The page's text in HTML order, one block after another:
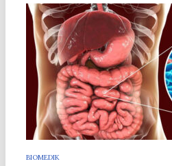
BIOMEDIK